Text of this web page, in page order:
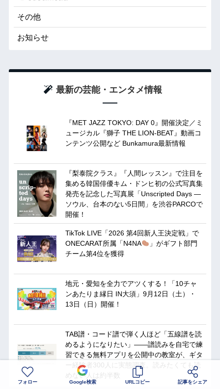
その他
お知らせ
最新の芸能・エンタメ情報
『MET JAZZ TOKYO: DAY 0』開催決定／ミ
ュージカル『獅子 THE LION-BEAT』動画コ
ンテンツ公開など Bunkamura最新情報
『梨泰院クラス』『人間レッスン』で注目を
集める韓国俳優キム・ドンヒ初の公式写真集
発売を記念した写真展「Unscripted Days —
ソウル、台本のない5日間」を渋谷PARCOで
開催！
TikTok LIVE「2026 第4回新人王決定戦」で
ONECARAT所属「N4NA
」がギフト部門
チーム第4位を獲得
地元・愛知を全力でアツくする！「10チャ
ンあたりま縁日 IN大須」9月12日（土）・
13日（日）開催！
TAB譜・コード譜で弾く人ほど「五線譜を読
めるようになりたい」——譜読みを自宅で練
習できる無料アプリを公開中の教室が、ギタ
ー経験者300人に実態調査。読みたくても読
めない人は約半数
フォロー Google検索 URLコピー 記事をシェア